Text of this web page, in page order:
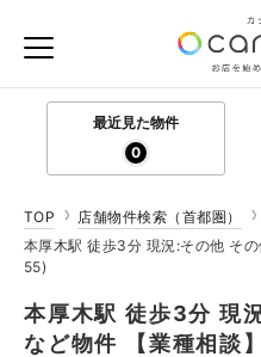
最近見た物件
0
TOP 店舗物件検索（首都圏）
本厚木駅 徒歩3分 現況:その他 そ
55)
本厚木駅 徒歩3分 現
など物件 【業種相